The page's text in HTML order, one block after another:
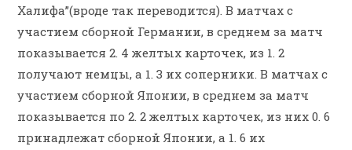
Халифа”(вроде так переводится). В матчах с
участием сборной Германии, в среднем за матч
показывается 2. 4 желтых карточек, из 1. 2
получают немцы, а 1. 3 их соперники. В матчах с
участием сборной Японии, в среднем за матч
показывается по 2. 2 желтых карточек, из них 0. 6
принадлежат сборной Японии, а 1. 6 их